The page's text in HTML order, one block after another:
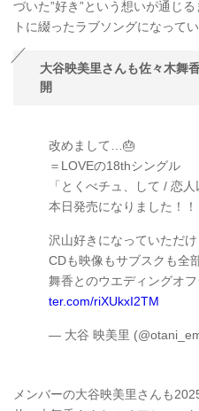
づいた”好き”という想いが通じ
トに綴ったラブソングになって
大谷映美里さんも佐々木舞
開
改めまして…🎂
＝LOVEの18thシングル
「とくべチュ、して / 恋人
本日発売になりました！
沢山好きになっていただ
CDも映像もサブスクも全
舞香とのウエディングオフ
ter.com/riXUkxI2TM
— 大谷 映美里
メンバーの大谷映美里さんも